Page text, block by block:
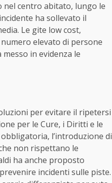
nel centro abitato, lungo le
ha sollevato il
Le gite low cost,
elevato di persone
in evidenza le
per evitare il ripetersi
per le Cure, i Diritti e le
l’introduzione di
non rispettano le
ha anche proposto
incidenti sulle piste.